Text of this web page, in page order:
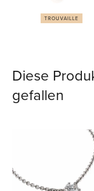
TROUVAILLE
Diese
gefallen